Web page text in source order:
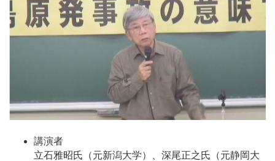
講演者
立石雅昭氏（元新潟大学）、深尾正之氏（元静岡大